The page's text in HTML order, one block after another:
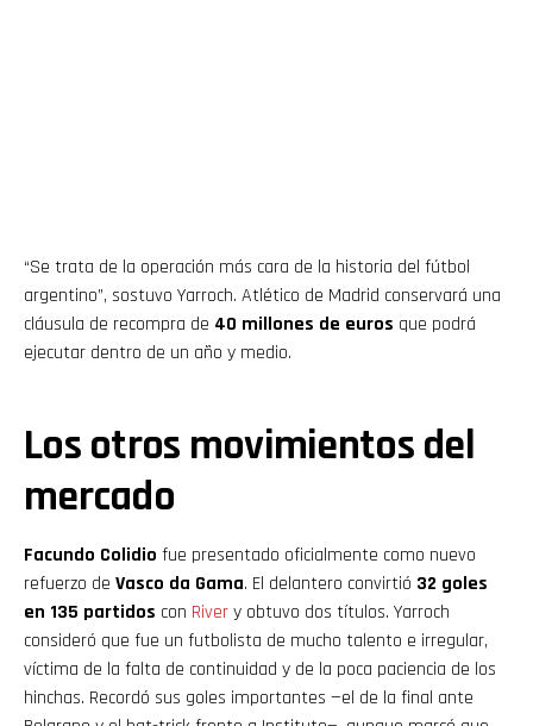
“Se trata de la operación más cara de la historia del fútbol
argentino”, sostuvo Yarroch. Atlético de Madrid conservará una
cláusula de recompra de 40 millones de euros que podrá
ejecutar dentro de un año y medio.
Los otros movimientos del
mercado
Facundo Colidio fue presentado oficialmente como nuevo
refuerzo de Vasco da Gama. El delantero convirtió 32 goles
en 135 partidos con Rivery obtuvo dos títulos. Yarroch
consideró que fue un futbolista de mucho talento e irregular,
víctima de la falta de continuidad y de la poca paciencia de los
hinchas. Recordó sus goles importantes —el de la final ante